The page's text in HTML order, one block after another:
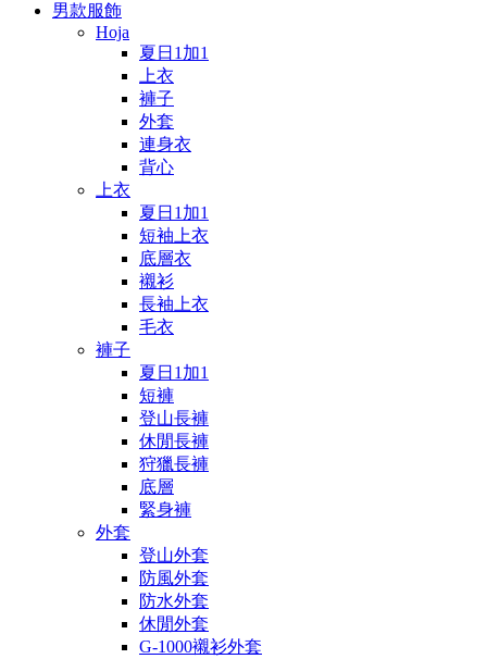
男款服飾
Hoja
夏日1加1
上衣
褲子
外套
連身衣
背心
上衣
夏日1加1
短袖上衣
底層衣
襯衫
長袖上衣
毛衣
褲子
夏日1加1
短褲
登山長褲
休閒長褲
狩獵長褲
底層
緊身褲
外套
登山外套
防風外套
防水外套
休閒外套
G-1000襯衫外套